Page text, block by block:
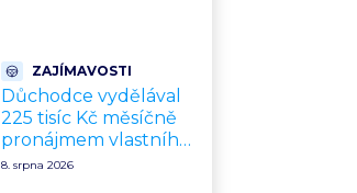
ZAJÍMAVOSTI
Důchodce vydělával
225 tisíc Kč měsíčně
pronájmem vlastního
pozemku řidičům. Teď
8. srpna 2026